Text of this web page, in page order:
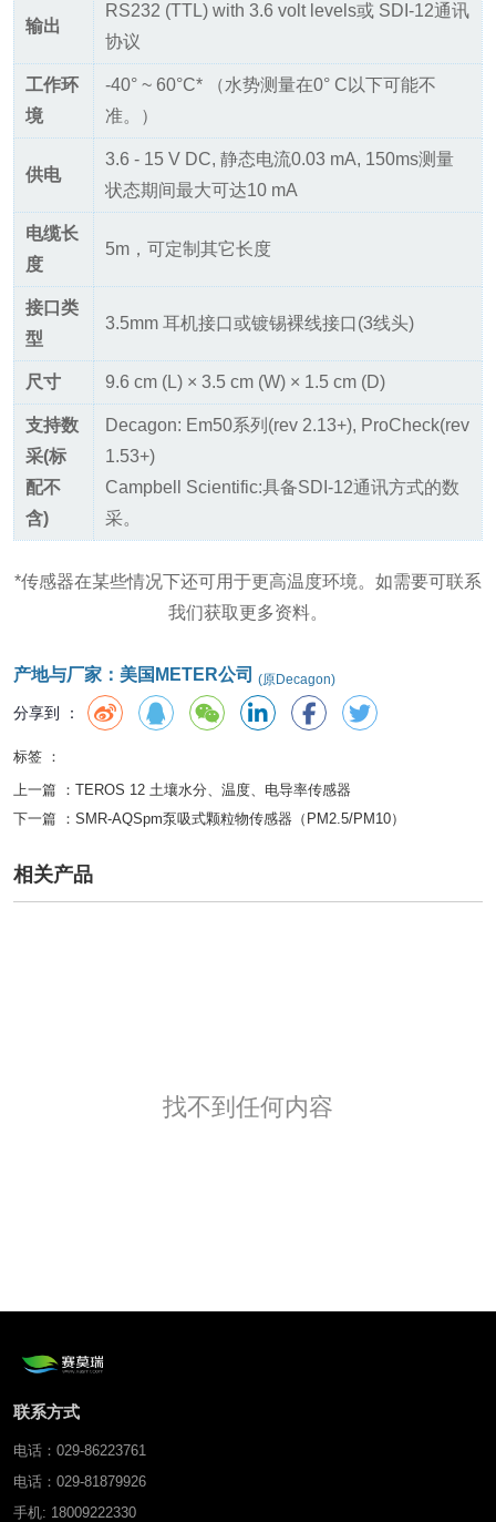
输出
RS232 (TTL) with 3.6 volt levels或 SDI-12通讯
协议
工作环
境
-40° ~ 60°C* （水势测量在0° C以下可能不
准。）
供电
3.6 - 15 V DC, 静态电流0.03 mA, 150ms测量
状态期间最大可达10 mA
电缆长
度
5m，可定制其它长度
接口类
型
3.5mm 耳机接口或镀锡裸线接口(3线头)
尺寸 9.6 cm (L) × 3.5 cm (W) × 1.5 cm (D)
支持数
采(标
配不
含)
Decagon: Em50系列(rev 2.13+), ProCheck(rev
1.53+)
Campbell Scientific:具备SDI-12通讯方式的数
采。
*传感器在某些情况下还可用于更高温度环境。如需要可联系
我们获取更多资料。
产地与厂家：美国METER公司 (原Decagon)
分享到 ：
标签 ：
上一篇 ： TEROS 12 土壤水分、温度、电导率传感器
下一篇 ： SMR-AQSpm泵吸式颗粒物传感器（PM2.5/PM10）
相关产品
找不到任何内容
联系方式
电话：029-86223761
电话：029-81879926
手机: 18009222330